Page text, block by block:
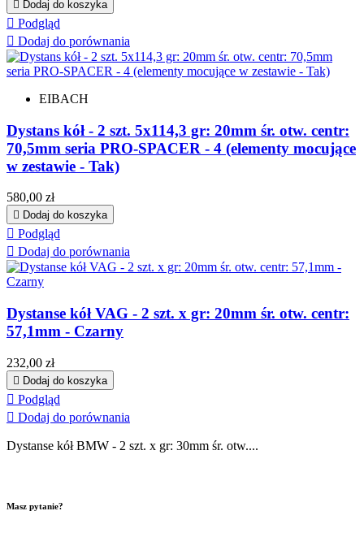
 Dodaj do koszyka
 Podgląd
 Dodaj do porównania
EIBACH
Dystans kół - 2 szt. 5x114,3 gr: 20mm śr. otw. centr:
70,5mm seria PRO-SPACER - 4 (elementy mocujące
w zestawie - Tak)
Cena
580,00 zł
 Dodaj do koszyka
 Podgląd
 Dodaj do porównania
Dystanse kół VAG - 2 szt. x gr: 20mm śr. otw. centr:
57,1mm - Czarny
Cena
232,00 zł
 Dodaj do koszyka
 Podgląd
 Dodaj do porównania
Dystanse kół BMW - 2 szt. x gr: 30mm śr. otw....
Masz pytanie?